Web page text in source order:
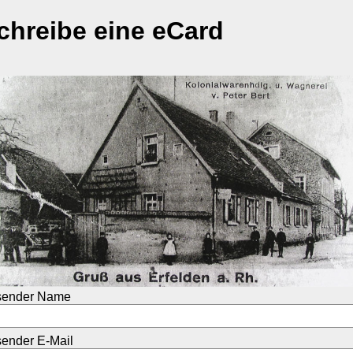
eine eCard
Name
E-Mail